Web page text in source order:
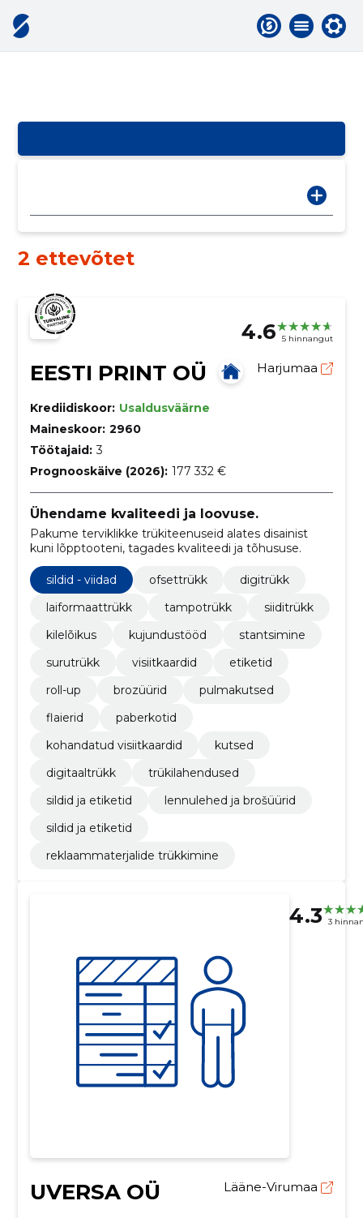
2 ettevõtet
4.6 5 hinnangut
EESTI PRINT OÜ Harjumaa
Krediidiskoor: Usaldusväärne
Maineskoor: 2960
Töötajaid: 3
Prognooskäive (2026): 177 332 €
Ühendame kvaliteedi ja loovuse.
Pakume terviklikke trükiteenuseid alates disainist
kuni lõpptooteni, tagades kvaliteedi ja tõhususe.
sildid - viidad ofsettrükk
digitrükk
laiformaattrükk
tampotrükk
siiditrükk
kilelõikus
kujundustööd
stantsimine
surutrükk
visiitkaardid
etiketid
roll-up
brozüürid
pulmakutsed
flaierid
paberkotid
kohandatud visiitkaardid
kutsed
digitaaltrükk
trükilahendused
sildid ja etiketid
lennulehed ja brošüürid
sildid ja etiketid
reklaammaterjalide trükkimine
4.3 3
UVERSA OÜ Lääne-Virumaa